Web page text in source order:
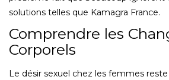
solutions telles que Kamagra France.
Comprendre les
Corporels
Le désir sexuel chez les femmes